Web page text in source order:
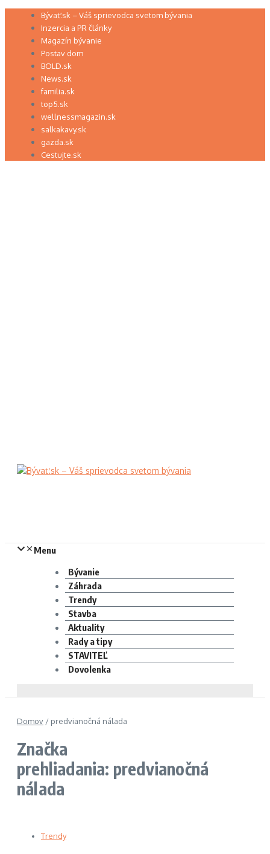
Preskočiť Bývať.sk – Váš sprievodca svetom bývania
Inzercia a PR články
Magazín bývanie
Postav dom
BOLD.sk
News.sk
familia.sk
top5.sk
wellnessmagazin.sk
salkakavy.sk
gazda.sk
Cestujte.sk
Menu
Bývanie
Záhrada
Trendy
Stavba
Aktuality
Rady a tipy
STAVITEĽ
Dovolenka
Domov / predvianočná nálada
Značka
prehliadania: predvianočná
nálada
Trendy